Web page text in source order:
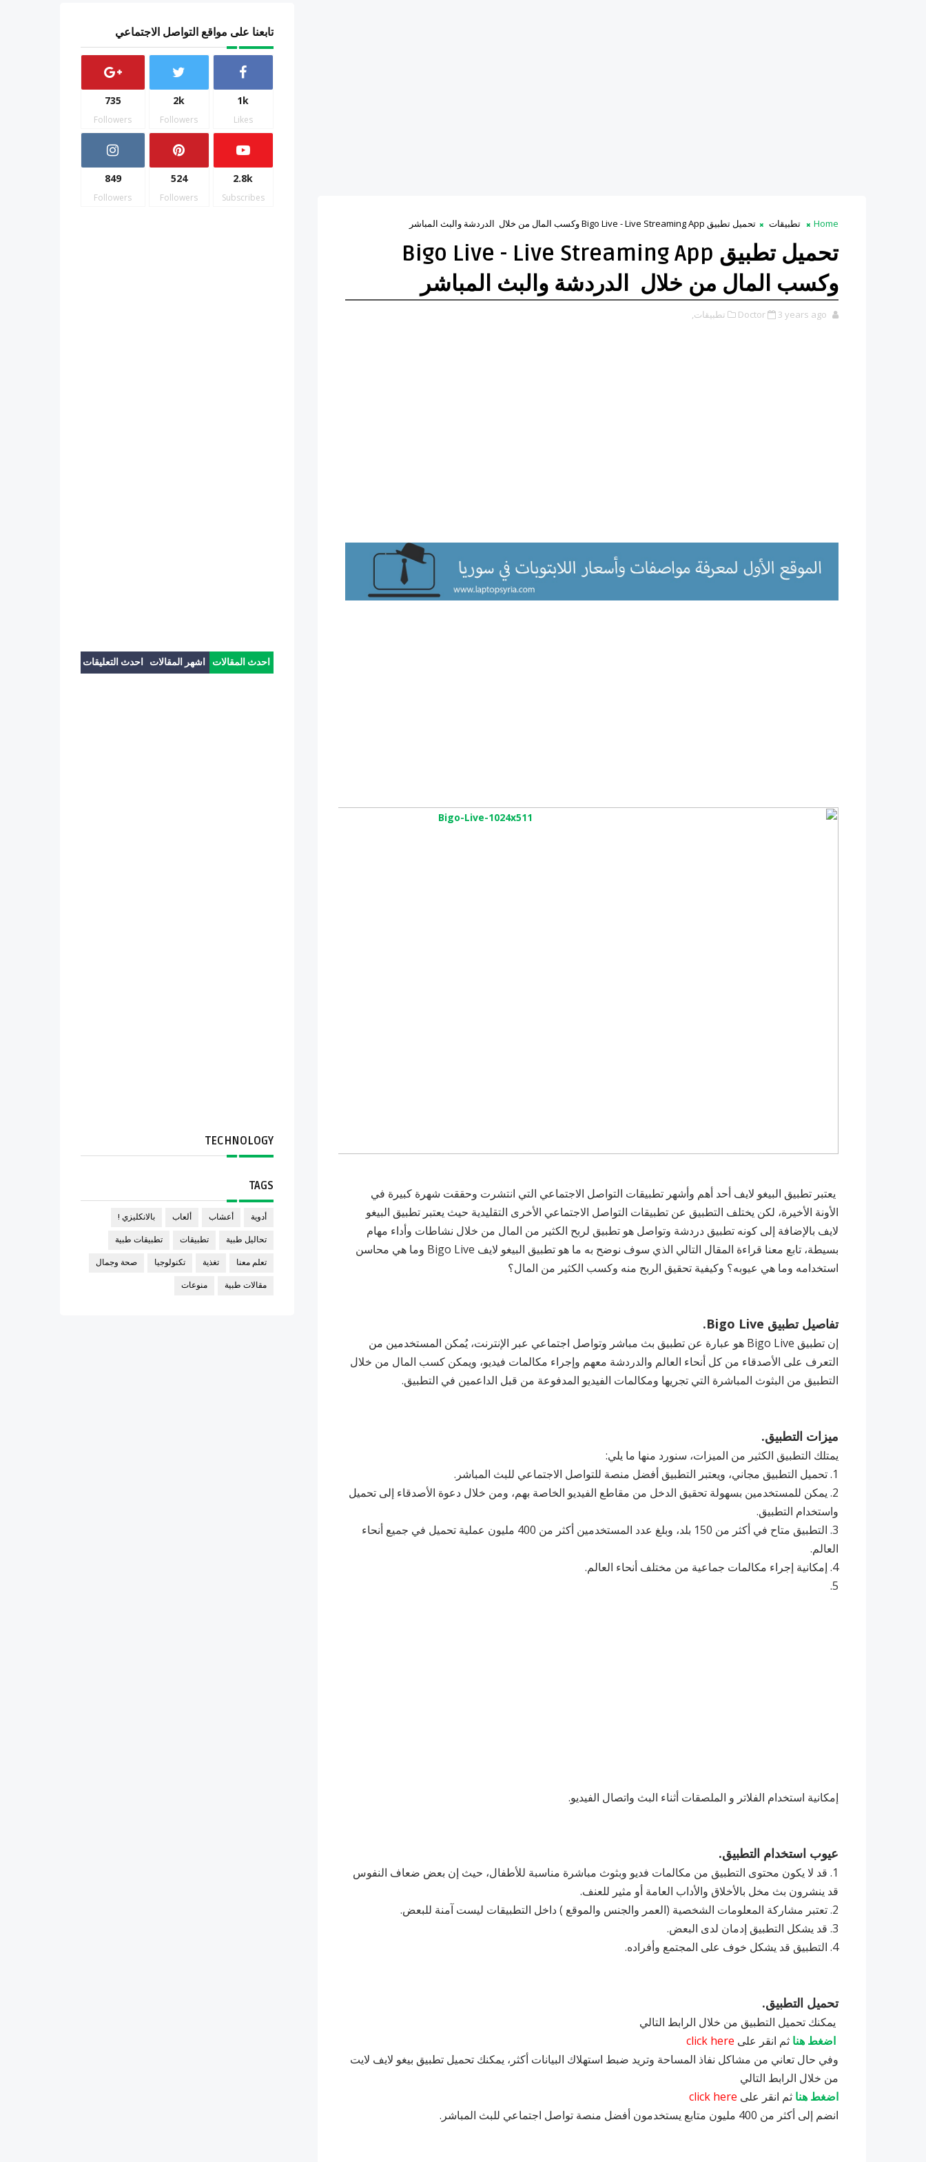
Home تطبيقات تحميل تطبيق Bigo Live - Live Streaming App وكسب المال من خلال الدردشة والبث المباشر
تحميل تطبيق Bigo Live - Live Streaming App
وكسب المال من خلال الدردشة والبث المباشر
Doctor 3 years ago تطبيقات,
يعتبر تطبيق البيغو لايف أحد أهم وأشهر تطبيقات التواصل الاجتماعي التي انتشرت وحققت شهرة كبيرة في
الأونة الأخيرة، لكن يختلف التطبيق عن تطبيقات التواصل الاجتماعي الأخرى التقليدية حيث يعتبر تطبيق البيغو
لايف بالإضافة إلى كونه تطبيق دردشة وتواصل هو تطبيق لربح الكثير من المال من خلال نشاطات وأداء مهام
بسيطة، تابع معنا قراءة المقال التالي الذي سوف نوضح به ما هو تطبيق البيغو لايف Bigo Live وما هي محاسن
استخدامه وما هي عيوبه؟ وكيفية تحقيق الربح منه وكسب الكثير من المال؟
تفاصيل تطبيق Bigo Live.
إن تطبيق Bigo Live هو عبارة عن تطبيق بث مباشر وتواصل اجتماعي عبر الإنترنت، يُمكن المستخدمين من
التعرف على الأصدقاء من كل أنحاء العالم والدردشة معهم وإجراء مكالمات فيديو، ويمكن كسب المال من خلال
التطبيق من البثوث المباشرة التي تجريها ومكالمات الفيديو المدفوعة من قبل الداعمين في التطبيق.
ميزات التطبيق.
يمتلك التطبيق الكثير من الميزات، سنورد منها ما يلي:
1. تحميل التطبيق مجاني، ويعتبر التطبيق أفضل منصة للتواصل الاجتماعي للبث المباشر.
2. ‏يمكن للمستخدمين بسهولة تحقيق الدخل من مقاطع الفيديو الخاصة بهم، ومن خلال دعوة الأصدقاء إلى تحميل
واستخدام التطبيق.
3. ‏التطبيق متاح في أكثر من 150 بلد، وبلغ عدد المستخدمين أكثر من 400 مليون عملية تحميل في جميع أنحاء
العالم.
4. ‏إمكانية إجراء مكالمات جماعية من مختلف أنحاء العالم.
5.
‏إمكانية استخدام الفلاتر و الملصقات أثناء البث واتصال الفيديو.
عيوب استخدام التطبيق.
1. قد لا يكون محتوى التطبيق من مكالمات فديو وبثوث مباشرة مناسبة للأطفال، حيث إن بعض ضعاف النفوس
قد ينشرون بث مخل بالأخلاق والأداب العامة أو مثير للعنف.
2. ‏تعتبر مشاركة المعلومات الشخصية (العمر والجنس والموقع ) داخل التطبيقات ليست آمنة للبعض.
3. ‏قد يشكل التطبيق إدمان لدى البعض.
4. ‏التطبيق قد يشكل خوف على المجتمع وأفراده.
تحميل التطبيق.
يمكنك تحميل التطبيق من خلال الرابط التالي
اضغط هنا ثم انقر على click here
وفي حال تعاني من مشاكل نفاذ المساحة وتريد ضبط استهلاك البيانات أكثر، يمكنك تحميل تطبيق بيغو لايف لايت
من خلال الرابط التالي
اضغط هنا ثم انقر على click here
انضم إلى أكثر من 400 مليون متابع يستخدمون أفضل منصة تواصل اجتماعي للبث المباشر.
تابعنا على مواقع التواصل الاجتماعي
1k
Likes
2k
Followers
735
Followers
2.8k
Subscribes
524
Followers
849
Followers
احدث المقالات اشهر المقالات احدث التعليقات
TECHNOLOGY
TAGS
أدوية أعشاب ألعاب بالانكليزي !
تحاليل طبية تطبيقات تطبيقات طبية
تعلم معنا تغذية تكنولوجيا صحة وجمال
مقالات طبية منوعات